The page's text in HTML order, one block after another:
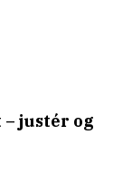
justér og